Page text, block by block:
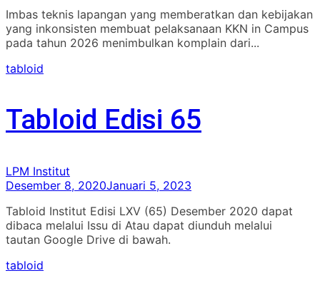
Imbas teknis lapangan yang memberatkan dan kebijakan
yang inkonsisten membuat pelaksanaan KKN in Campus
pada tahun 2026 menimbulkan komplain dari...
tabloid
Tabloid Edisi 65
LPM Institut
Desember 8, 2020Januari 5, 2023
Tabloid Institut Edisi LXV (65) Desember 2020 dapat
dibaca melalui Issu di Atau dapat diunduh melalui
tautan Google Drive di bawah.
tabloid